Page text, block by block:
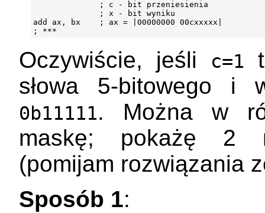
              ; c - bit przeniesienia
              ; x - bit wyniku
add ax, bx    ; ax = |00000000 00cxxxxx|
Oczywiście, jeśli c=1
słowa 5-bitowego i
0b11111. Można w
maskę; pokażę 2
(pomijam rozwiązania
Sposób 1: